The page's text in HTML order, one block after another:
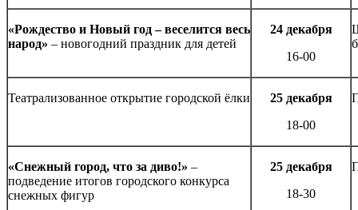
«Рождество и Новый год – веселится весь
народ» – новогодний праздник для детей
24 декабря
16-00
Театрализованное открытие городской ёлки
25 декабря
18-00
«Снежный город, что за диво!» –
подведение итогов городского конкурса
снежных фигур
25 декабря
18-30